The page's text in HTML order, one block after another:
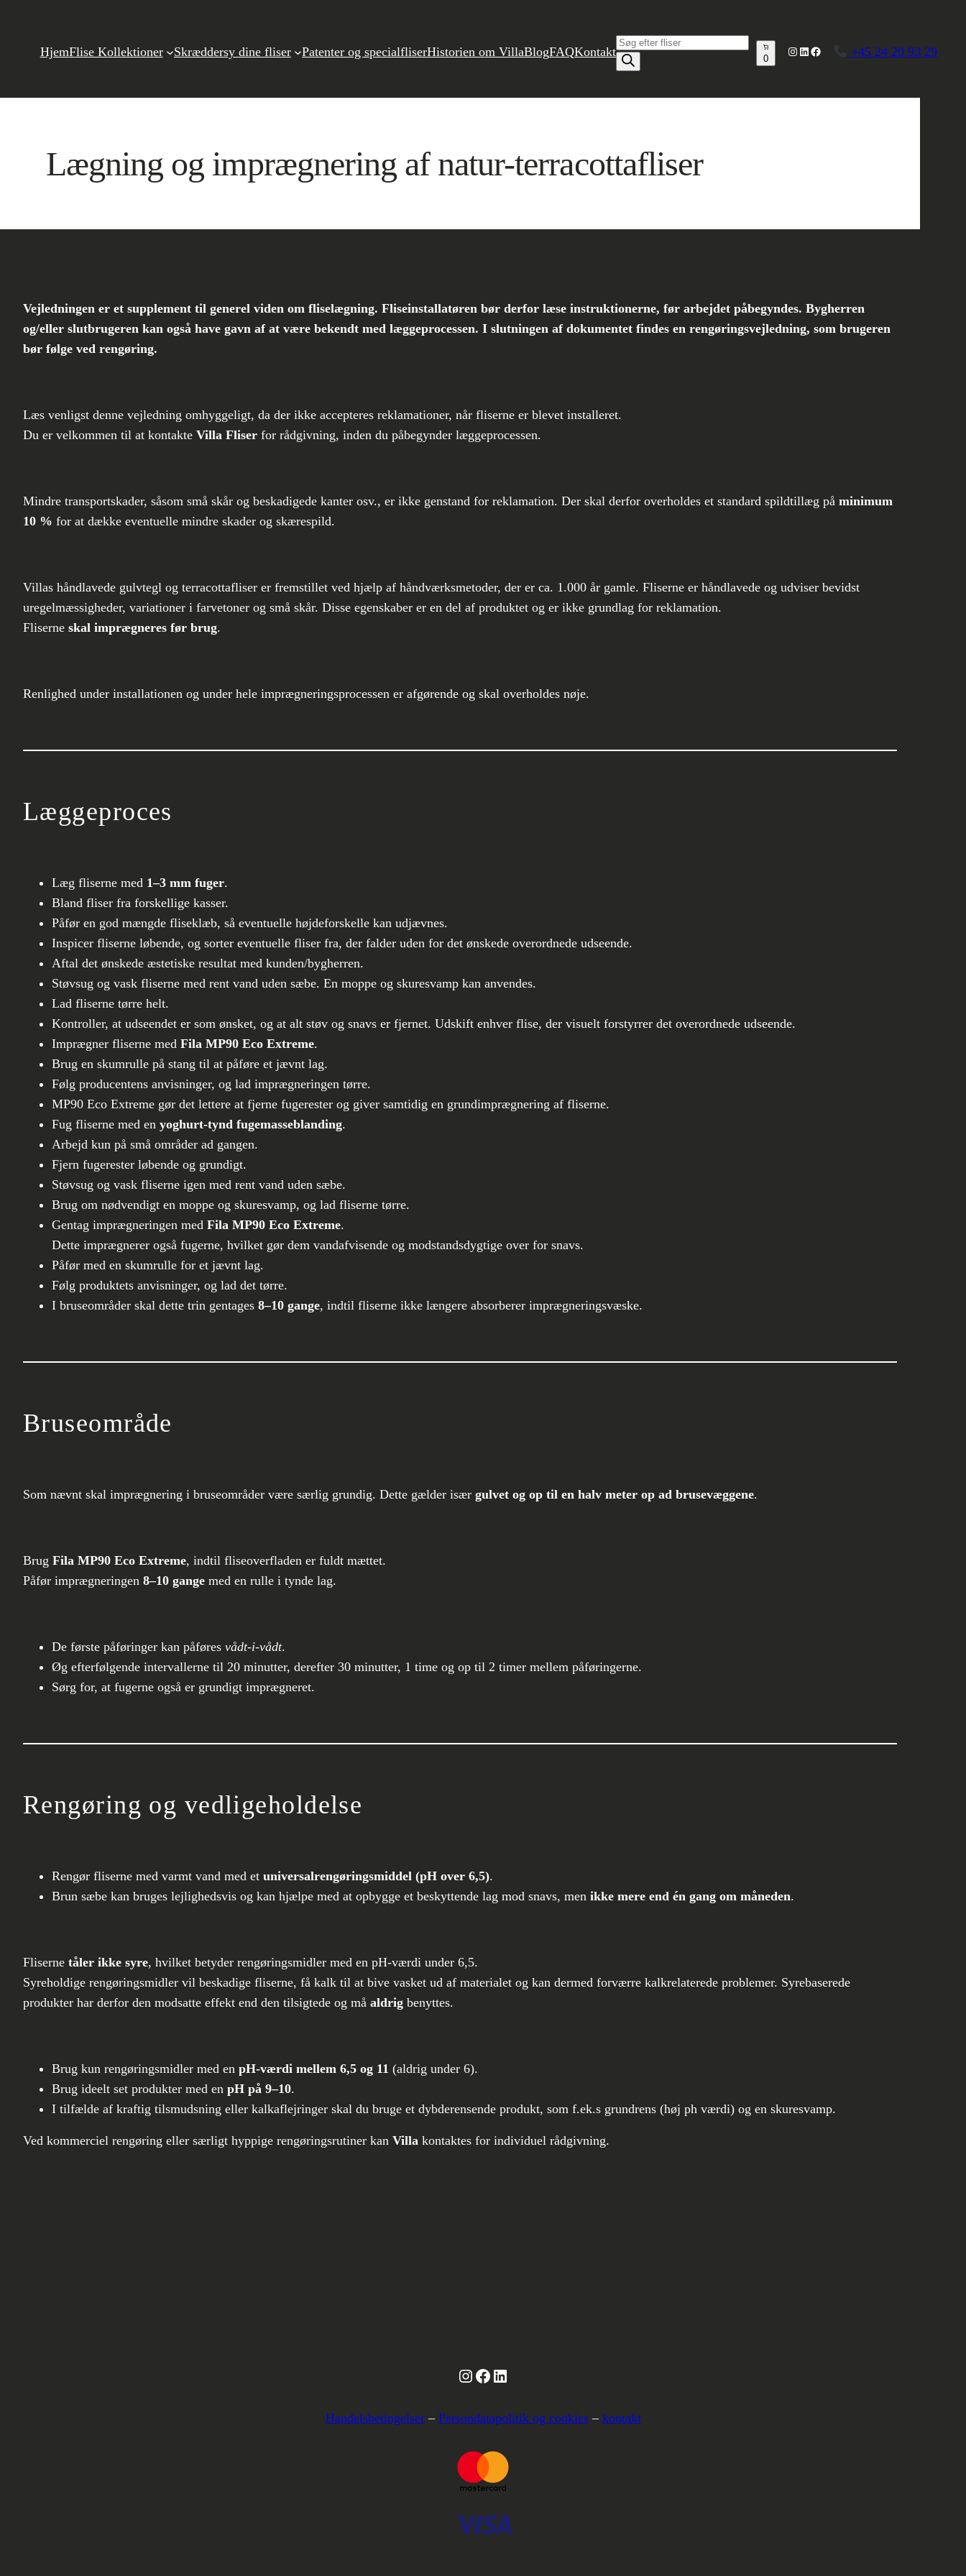
indholdHjemFlise Kollektioner Skræddersy dine fliser Patenter og specialfliserHistorien om VillaBlogFAQKontakt
Produktsøgning
0
Instagram
LinkedIn
Facebook+45 24 20 93 29
Lægning og imprægnering af natur-terracottafliser
Vejledningen er et supplement til generel viden om fliselægning. Fliseinstallatøren bør derfor læse instruktionerne, før arbejdet påbegyndes. Bygherren
og/eller slutbrugeren kan også have gavn af at være bekendt med læggeprocessen. I slutningen af dokumentet findes en rengøringsvejledning, som brugeren
bør følge ved rengøring.
Læs venligst denne vejledning omhyggeligt, da der ikke accepteres reklamationer, når fliserne er blevet installeret.
Du er velkommen til at kontakte Villa Fliser for rådgivning, inden du påbegynder læggeprocessen.
Mindre transportskader, såsom små skår og beskadigede kanter osv., er ikke genstand for reklamation. Der skal derfor overholdes et standard spildtillæg på minimum
10 % for at dække eventuelle mindre skader og skærespild.
Villas håndlavede gulvtegl og terracottafliser er fremstillet ved hjælp af håndværksmetoder, der er ca. 1.000 år gamle. Fliserne er håndlavede og udviser bevidst
uregelmæssigheder, variationer i farvetoner og små skår. Disse egenskaber er en del af produktet og er ikke grundlag for reklamation.
Fliserne skal imprægneres før brug.
Renlighed under installationen og under hele imprægneringsprocessen er afgørende og skal overholdes nøje.
Læggeproces
Læg fliserne med 1–3 mm fuger.
Bland fliser fra forskellige kasser.
Påfør en god mængde fliseklæb, så eventuelle højdeforskelle kan udjævnes.
Inspicer fliserne løbende, og sorter eventuelle fliser fra, der falder uden for det ønskede overordnede udseende.
Aftal det ønskede æstetiske resultat med kunden/bygherren.
Støvsug og vask fliserne med rent vand uden sæbe. En moppe og skuresvamp kan anvendes.
Lad fliserne tørre helt.
Kontroller, at udseendet er som ønsket, og at alt støv og snavs er fjernet. Udskift enhver flise, der visuelt forstyrrer det overordnede udseende.
Imprægner fliserne med Fila MP90 Eco Extreme.
Brug en skumrulle på stang til at påføre et jævnt lag.
Følg producentens anvisninger, og lad imprægneringen tørre.
MP90 Eco Extreme gør det lettere at fjerne fugerester og giver samtidig en grundimprægnering af fliserne.
Fug fliserne med en yoghurt-tynd fugemasseblanding.
Arbejd kun på små områder ad gangen.
Fjern fugerester løbende og grundigt.
Støvsug og vask fliserne igen med rent vand uden sæbe.
Brug om nødvendigt en moppe og skuresvamp, og lad fliserne tørre.
Gentag imprægneringen med Fila MP90 Eco Extreme.
Dette imprægnerer også fugerne, hvilket gør dem vandafvisende og modstandsdygtige over for snavs.
Påfør med en skumrulle for et jævnt lag.
Følg produktets anvisninger, og lad det tørre.
I bruseområder skal dette trin gentages 8–10 gange, indtil fliserne ikke længere absorberer imprægneringsvæske.
Bruseområde
Som nævnt skal imprægnering i bruseområder være særlig grundig. Dette gælder især gulvet og op til en halv meter op ad brusevæggene.
Brug Fila MP90 Eco Extreme, indtil fliseoverfladen er fuldt mættet.
Påfør imprægneringen 8–10 gange med en rulle i tynde lag.
De første påføringer kan påføres vådt-i-vådt.
Øg efterfølgende intervallerne til 20 minutter, derefter 30 minutter, 1 time og op til 2 timer mellem påføringerne.
Sørg for, at fugerne også er grundigt imprægneret.
Rengøring og vedligeholdelse
Rengør fliserne med varmt vand med et universalrengøringsmiddel (pH over 6,5).
Brun sæbe kan bruges lejlighedsvis og kan hjælpe med at opbygge et beskyttende lag mod snavs, men ikke mere end én gang om måneden.
Fliserne tåler ikke syre, hvilket betyder rengøringsmidler med en pH-værdi under 6,5.
Syreholdige rengøringsmidler vil beskadige fliserne, få kalk til at bive vasket ud af materialet og kan dermed forværre kalkrelaterede problemer. Syrebaserede
produkter har derfor den modsatte effekt end den tilsigtede og må aldrig benyttes.
Brug kun rengøringsmidler med en pH-værdi mellem 6,5 og 11 (aldrig under 6).
Brug ideelt set produkter med en pH på 9–10.
I tilfælde af kraftig tilsmudsning eller kalkaflejringer skal du bruge et dybderensende produkt, som f.ek.s grundrens (høj ph værdi) og en skuresvamp.
Ved kommerciel rengøring eller særligt hyppige rengøringsrutiner kan Villa kontaktes for individuel rådgivning.
Instagram
Facebook
LinkedIn
Handelsbetingelser– Persondatapolitik og cookies– kontakt